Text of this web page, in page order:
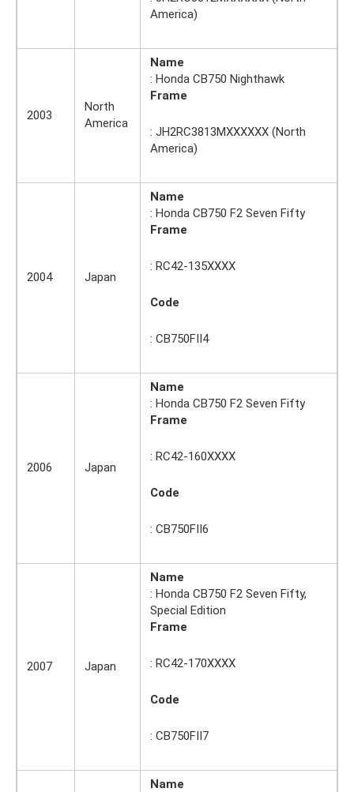
America)
2003
North
America
Name
: Honda CB750 Nighthawk
Frame
: JH2RC3813MXXXXXX (North
America)
2004 Japan
Name
: Honda CB750 F2 Seven Fifty
Frame
: RC42-135XXXX
Code
: CB750FII4
2006 Japan
Name
: Honda CB750 F2 Seven Fifty
Frame
: RC42-160XXXX
Code
: CB750FII6
2007 Japan
Name
: Honda CB750 F2 Seven Fifty,
Special Edition
Frame
: RC42-170XXXX
Code
: CB750FII7
Name